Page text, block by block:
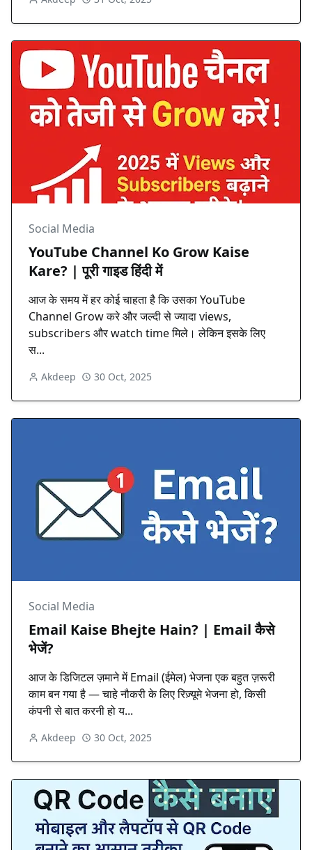
Social Media
YouTube Channel Ko Grow Kaise
Kare? | पूरी गाइड हिंदी में
आज के समय में हर कोई चाहता है कि उसका YouTube
Channel Grow करे और जल्दी से ज्यादा views,
subscribers और watch time मिले। लेकिन इसके लिए
स...
Akdeep 30 Oct, 2025
Social Media
Email Kaise Bhejte Hain? | Email कैसे
भेजें?
आज के डिजिटल ज़माने में Email (ईमेल) भेजना एक बहुत ज़रूरी
काम बन गया है — चाहे नौकरी के लिए रिज़्यूमे भेजना हो, किसी
कंपनी से बात करनी हो य...
Akdeep 30 Oct, 2025